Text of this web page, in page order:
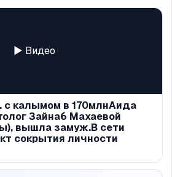
▶ Видео
с калымом в 170млнАида
Зайнаб Махаевой
вышла замуж.В сети
сокрытия личности